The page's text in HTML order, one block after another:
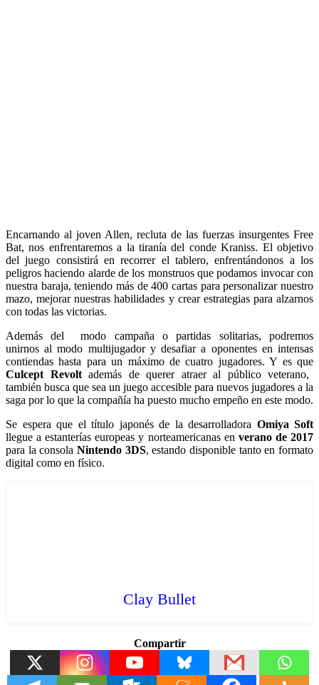
Encarnando al joven Allen, recluta de las fuerzas insurgentes Free
Bat, nos enfrentaremos a la tiranía del conde Kraniss. El objetivo
del juego consistirá en recorrer el tablero, enfrentándonos a los
peligros haciendo alarde de los monstruos que podamos invocar con
nuestra baraja, teniendo más de 400 cartas para personalizar nuestro
mazo, mejorar nuestras habilidades y crear estrategias para alzarnos
con todas las victorias.
Además del modo campaña o partidas solitarias, podremos
unirnos al modo multijugador y desafiar a oponentes en intensas
contiendas hasta para un máximo de cuatro jugadores. Y es que
Culcept Revoltademás de querer atraer al público veterano,
también busca que sea un juego accesible para nuevos jugadores a la
saga por lo que la compañía ha puesto mucho empeño en este modo.
Se espera que el título japonés de la desarrolladora Omiya Soft
llegue a estanterías europeas y norteamericanas en verano de 2017
para la consola Nintendo 3DS, estando disponible tanto en formato
digital como en físico.
Clay Bullet
Compartir